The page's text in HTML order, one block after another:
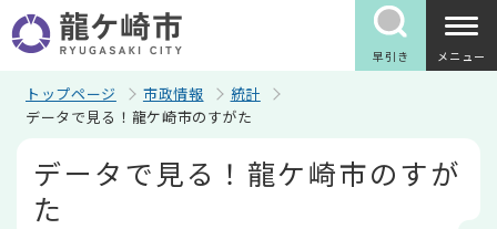
の
ペ
早引き メニュー
トップページ 市政情報
統計
データで見る！龍ケ崎市のすがた
データで見る！龍ケ崎市のすが
た